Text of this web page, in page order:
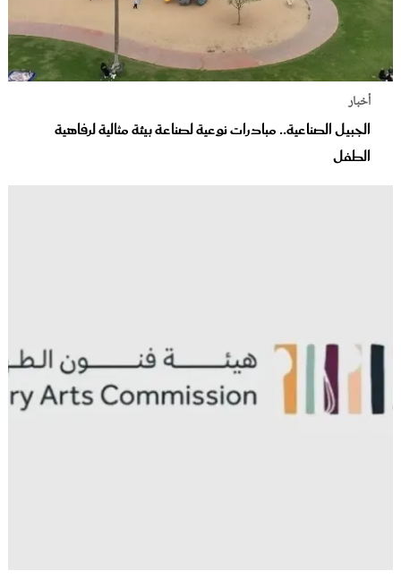
أخبار
الجبيل الصناعية.. مبادرات نوعية لصناعة بيئة مثالية لرفاهية
الطفل